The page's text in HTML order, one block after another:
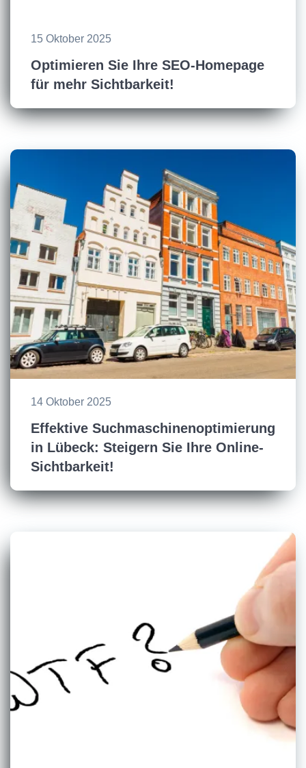
15 Oktober 2025
Optimieren Sie Ihre SEO-Homepage
für mehr Sichtbarkeit!
14 Oktober 2025
Effektive Suchmaschinenoptimierung
in Lübeck: Steigern Sie Ihre Online-
Sichtbarkeit!